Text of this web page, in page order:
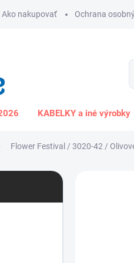
Ako nakupovať Ochrana
KABELKY a iné výrobky
Flower Festival / 3020-42 /